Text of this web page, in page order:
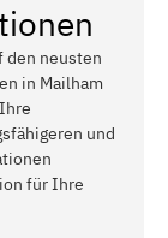
den neusten
in Mailham
und
für Ihre